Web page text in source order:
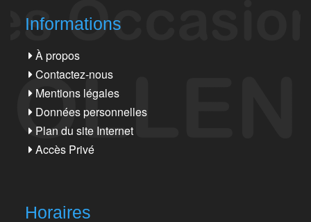
Informations
À propos
Contactez-nous
Mentions légales
Données personnelles
Plan du site Internet
Accès Privé
Horaires